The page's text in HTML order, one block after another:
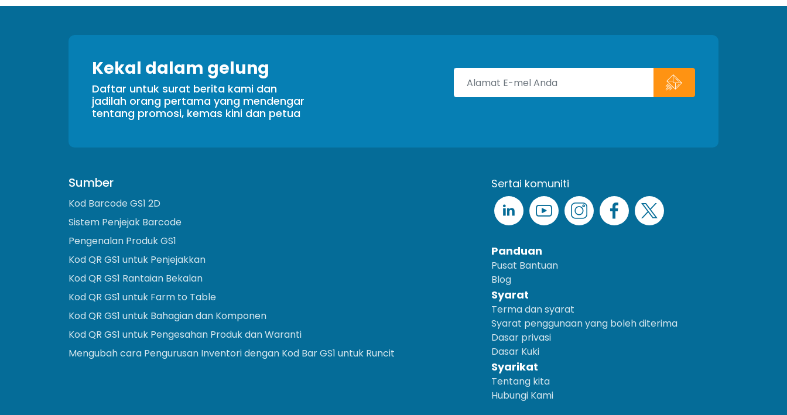
Kekal dalam gelung
Daftar untuk surat berita kami dan
jadilah orang pertama yang mendengar
tentang promosi, kemas kini dan petua
Sumber
Kod Barcode GS1 2D
Sistem Penjejak Barcode
Pengenalan Produk GS1
Kod QR GS1 untuk Penjejakkan
Kod QR GS1 Rantaian Bekalan
Kod QR GS1 untuk Farm to Table
Kod QR GS1 untuk Bahagian dan Komponen
Kod QR GS1 untuk Pengesahan Produk dan Waranti
Mengubah cara Pengurusan Inventori dengan Kod Bar GS1 untuk Runcit
Sertai komuniti
Panduan
Pusat Bantuan
Blog
Syarat
Terma dan syarat
Syarat penggunaan yang boleh diterima
Dasar privasi
Dasar Kuki
Syarikat
Tentang kita
Hubungi Kami